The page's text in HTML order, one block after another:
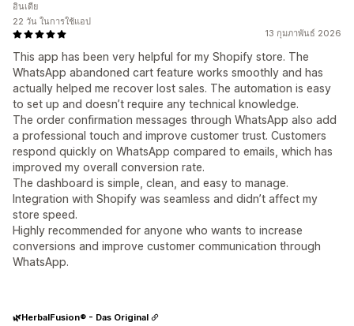
13 กุมภาพันธ์ 2026
This app has been very helpful for my Shopify store. The
WhatsApp abandoned cart feature works smoothly and has
actually helped me recover lost sales. The automation is easy
to set up and doesn’t require any technical knowledge.
The order confirmation messages through WhatsApp also add
a professional touch and improve customer trust. Customers
respond quickly on WhatsApp compared to emails, which has
improved my overall conversion rate.
The dashboard is simple, clean, and easy to manage.
Integration with Shopify was seamless and didn’t affect my
store speed.
Highly recommended for anyone who wants to increase
conversions and improve customer communication through
WhatsApp.
อินเดีย
22 วัน ในการใช้แอป
🌿HerbalFusion® - Das Original